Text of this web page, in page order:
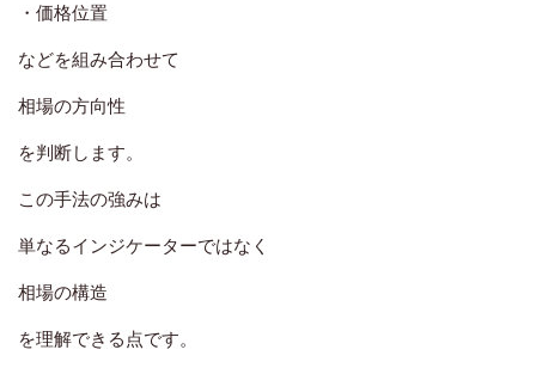
・価格位置
などを組み合わせて
相場の方向性
を判断します。
この手法の強みは
単なるインジケーターではなく
相場の構造
を理解できる点です。